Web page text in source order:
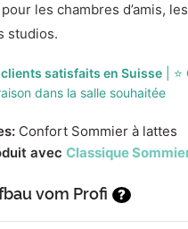
les chambres d’amis,
studios.
clients satisfaits en Suisse |
dans la salle souhaitée
Confort Sommier à lattes
avec Classique
vom Profi ?